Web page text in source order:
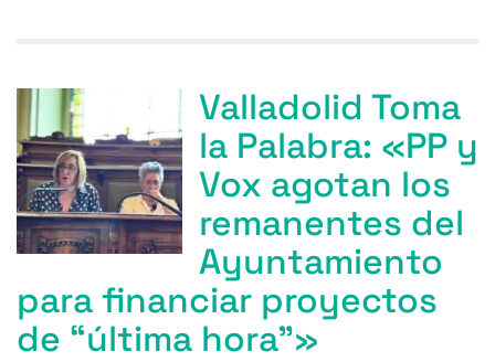
Valladolid Toma
la Palabra: «PP y
Vox agotan los
remanentes del
Ayuntamiento
para financiar proyectos
de “última hora”»